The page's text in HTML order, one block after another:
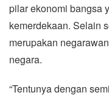
pilar ekonomi bangsa
kemerdekaan. Selain
merupakan
negara.
“Tentunya dengan